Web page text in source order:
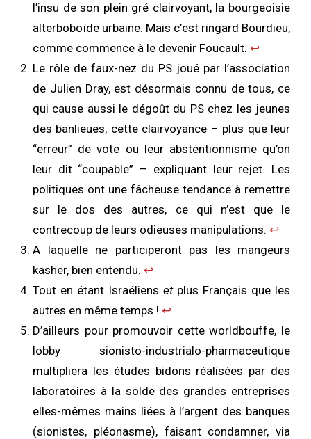
l’insu de son plein gré clairvoyant, la bourgeoisie
alterboboïde urbaine. Mais c’est ringard Bourdieu,
comme commence à le devenir Foucault. ↩︎
Le rôle de faux-nez du PS joué par l’association
de Julien Dray, est désormais connu de tous, ce
qui cause aussi le dégoût du PS chez les jeunes
des banlieues, cette clairvoyance – plus que leur
“erreur” de vote ou leur abstentionnisme qu’on
leur dit “coupable” – expliquant leur rejet. Les
politiques ont une fâcheuse tendance à remettre
sur le dos des autres, ce qui n’est que le
contrecoup de leurs odieuses manipulations. ↩︎
A laquelle ne participeront pas les mangeurs
kasher, bien entendu. ↩︎
Tout en étant Israéliens etplus Français que les
autres en même temps ! ↩︎
D’ailleurs pour promouvoir cette worldbouffe, le
lobby sionisto-industrialo-pharmaceutique
multipliera les études bidons réalisées par des
laboratoires à la solde des grandes entreprises
elles-mêmes mains liées à l’argent des banques
(sionistes, pléonasme), faisant condamner, via